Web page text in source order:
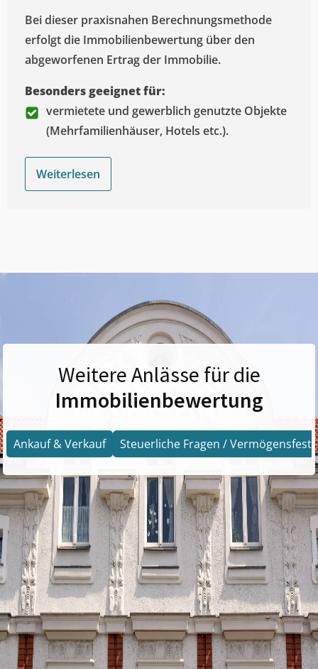
Bei dieser praxisnahen Berechnungsmethode
erfolgt die Immobilienbewertung über den
abgeworfenen Ertrag der Immobilie.
Besonders geeignet für:
vermietete und gewerblich genutzte Objekte
(Mehrfamilienhäuser, Hotels etc.).
Weiterlesen
Weitere Anlässe für die
Immobilienbewertung
Ankauf & Verkauf Steuerliche Fragen /